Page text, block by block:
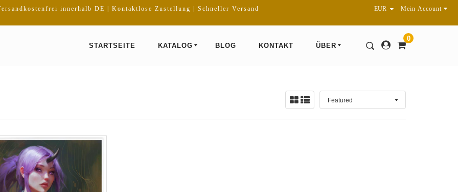
innerhalb DE | Kontaktlose Zustellung | Schneller Versand Mein Account
0
STARTSEITE
KATALOG BLOG KONTAKT ÜBER
Ansicht: